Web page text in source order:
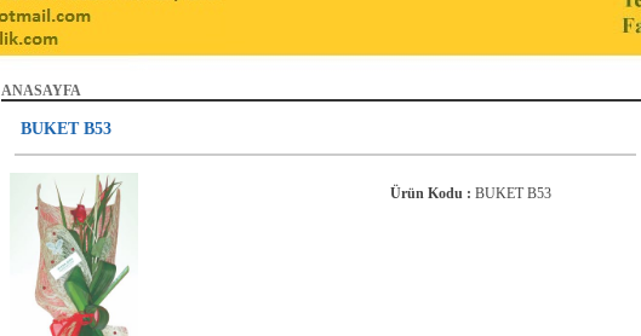
ANASAYFA
BUKET B53
Ürün Kodu : BUKET B53